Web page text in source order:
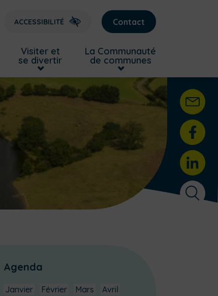
ACCESSIBILITÉ Contact
Visiter et
se divertir
La Communauté
de communes
Agenda
Janvier Février Mars
Avril